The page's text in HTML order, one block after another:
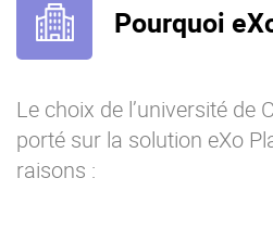
Pourquoi
Le choix de l’université de
porté sur la solution eXo
raisons :